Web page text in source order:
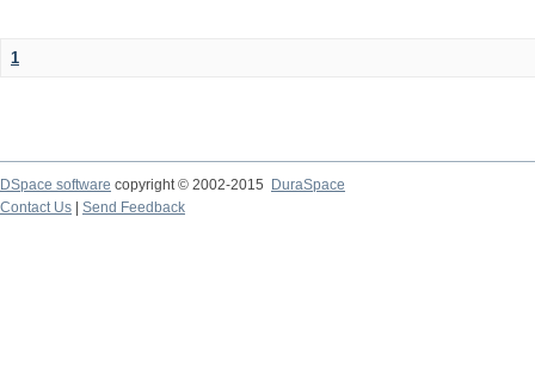
1
DSpace software copyright © 2002-2015
DuraSpace
Contact Us
Send Feedback